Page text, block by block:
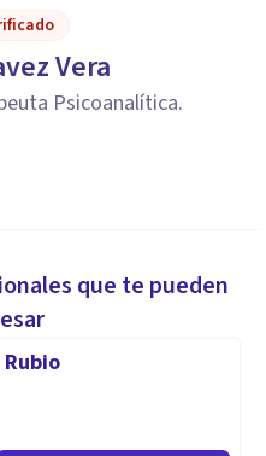
Vera
Psicoanalítica.
que te pueden